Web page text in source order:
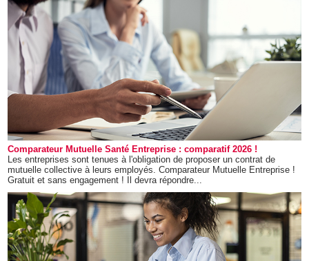
Comparateur Mutuelle Santé Entreprise : comparatif 2026 !
Les entreprises sont tenues à l'obligation de proposer un contrat de
mutuelle collective à leurs employés. Comparateur Mutuelle Entreprise !
Gratuit et sans engagement ! Il devra répondre...